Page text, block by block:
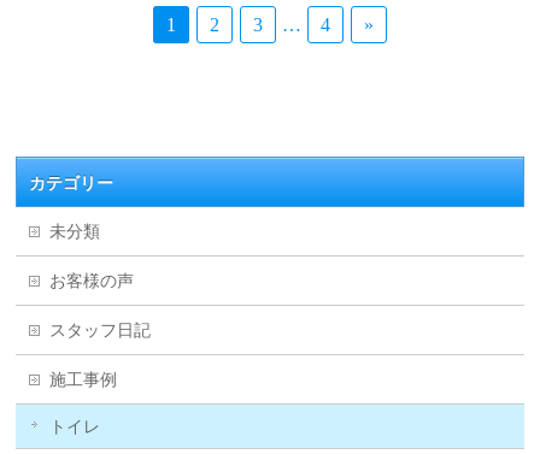
1 2 3 … 4 »
カテゴリー
未分類
お客様の声
スタッフ日記
施工事例
トイレ